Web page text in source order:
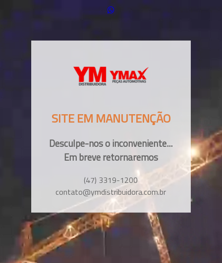
SITE EM MANUTENÇÃO
Desculpe-nos o inconveniente...
Em breve retornaremos
(47) 3319-1200
contato@ymdistribuidora.com.br